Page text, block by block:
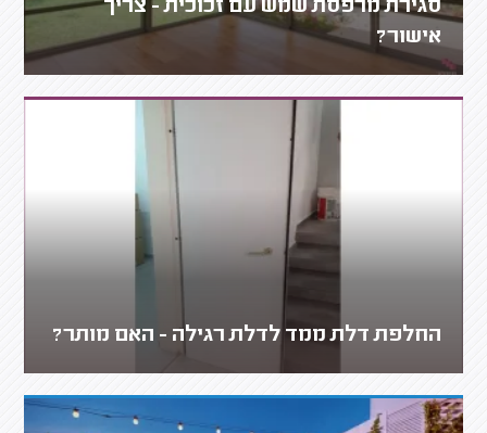
סגירת מרפסת שמש עם זכוכית - צריך
אישור?
החלפת דלת ממד לדלת רגילה - האם מותר?